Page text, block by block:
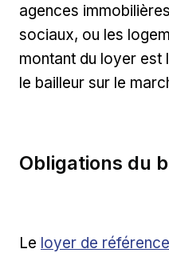
agences
sociaux, ou les
montant du loyer est
le bailleur sur le
Obligations du
Le Lien externe
loyer de référence